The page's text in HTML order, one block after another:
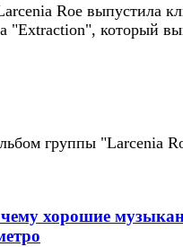
Roe выпустила
"Extraction", который
группы "Larcenia
хорошие